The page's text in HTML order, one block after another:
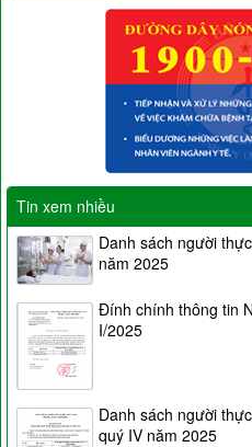
Tin xem nhiều
Danh sách người
năm 2025
Đính chính thông tin
I/2025
Danh sách người
quý IV năm 2025